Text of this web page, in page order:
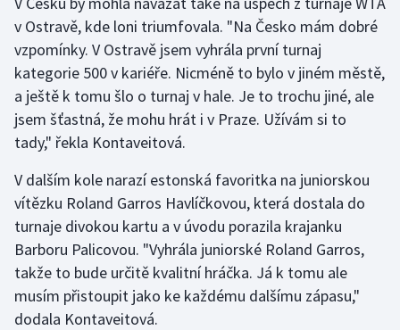
Stolní tenis
Triatlon
Veslování
Vodní slalom
Volejbal
Ostatní
v Ostravě, kde loni triumfovala. "Na Česko mám dobré
vzpomínky. V Ostravě jsem vyhrála první turnaj
kategorie 500 v kariéře. Nicméně to bylo v jiném městě,
a ještě k tomu šlo o turnaj v hale. Je to trochu jiné, ale
jsem šťastná, že mohu hrát i v Praze. Užívám si to
tady," řekla Kontaveitová.
V dalším kole narazí estonská favoritka na juniorskou
vítězku Roland Garros Havlíčkovou, která dostala do
turnaje divokou kartu a v úvodu porazila krajanku
Barboru Palicovou. "Vyhrála juniorské Roland Garros,
takže to bude určitě kvalitní hráčka. Já k tomu ale
musím přistoupit jako ke každému dalšímu zápasu,"
dodala Kontaveitová.